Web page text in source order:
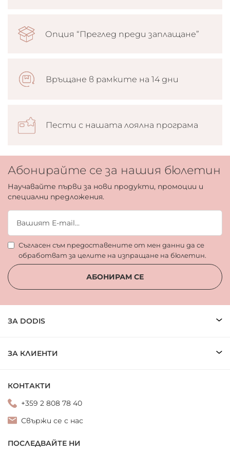
Опция “Преглед преди заплащане”
Връщане в рамките на 14 дни
Пести с нашата лоялна програма
Абонирайте се за нашия бюлетин
Научавайте първи за нови продукти, промоции и
специални предложения.
Съгласен съм предоставените от мен данни да се
обработват за целите на изпращане на бюлетин.
АБОНИРАМ СЕ
ЗА DODIS
ЗА КЛИЕНТИ
КОНТАКТИ
+359 2 808 78 40
Свържи се с нас
ПОСЛЕДВАЙТЕ НИ